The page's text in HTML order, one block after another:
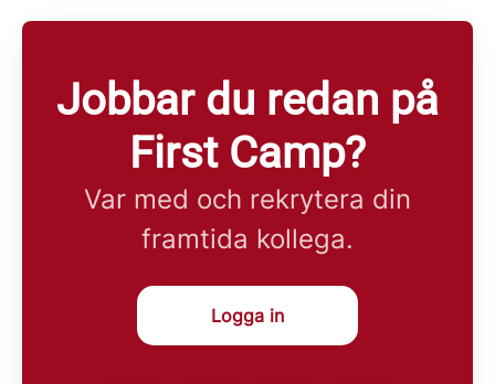
Jobbar du redan på
First Camp?
Var med och rekrytera din
framtida kollega.
Logga in